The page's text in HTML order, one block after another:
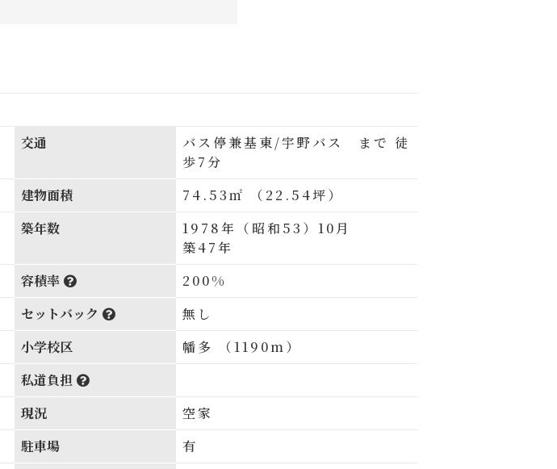
交通
バス停兼基東/宇野バス まで 徒
歩7分
建物面積
74.53㎡ （22.54坪）
築年数
1978年（昭和53）10月
築47年
容積率
200%
セットバック
無し
小学校区
幡多 （1190m）
私道負担
現況
空家
駐車場
有